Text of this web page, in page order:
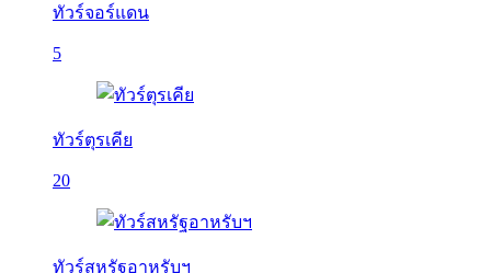
ทัวร์จอร์แดน
5
ทัวร์ตุรเคีย
20
ทัวร์สหรัฐอาหรับฯ